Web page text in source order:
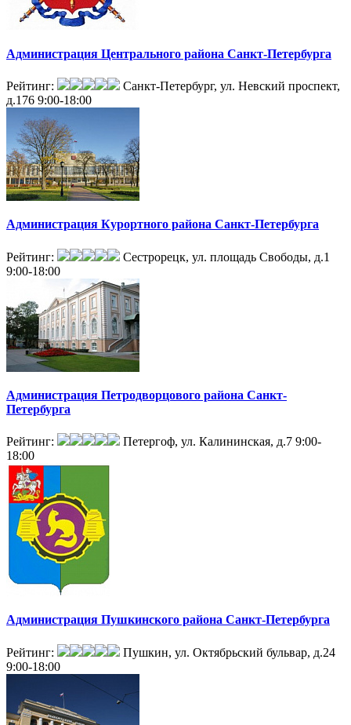
Администрация Центрального района Санкт-Петербурга
Рейтинг:
Санкт-Петербург, ул. Невский проспект,
д.176 9:00-18:00
Администрация Курортного района Санкт-Петербурга
Рейтинг:
Сестрорецк, ул. площадь Свободы, д.1
9:00-18:00
Администрация Петродворцового района Санкт-
Петербурга
Рейтинг: Петергоф, ул. Калининская, д.7 9:00-
18:00
Администрация Пушкинского района Санкт-Петербурга
Рейтинг:
Пушкин, ул. Октябрьский бульвар, д.24
9:00-18:00